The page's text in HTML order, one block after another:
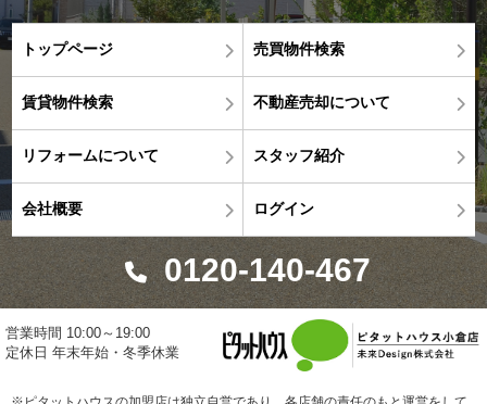
トップページ 売買物件検索
賃貸物件検索 不動産売却について
リフォームについて スタッフ紹介
会社概要 ログイン
0120-140-467
営業時間 10:00～19:00
定休日 年末年始・冬季休業